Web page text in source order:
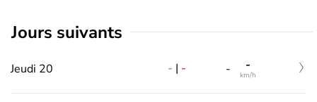
jours suivants
Jeudi 20 - | - - -
km/h